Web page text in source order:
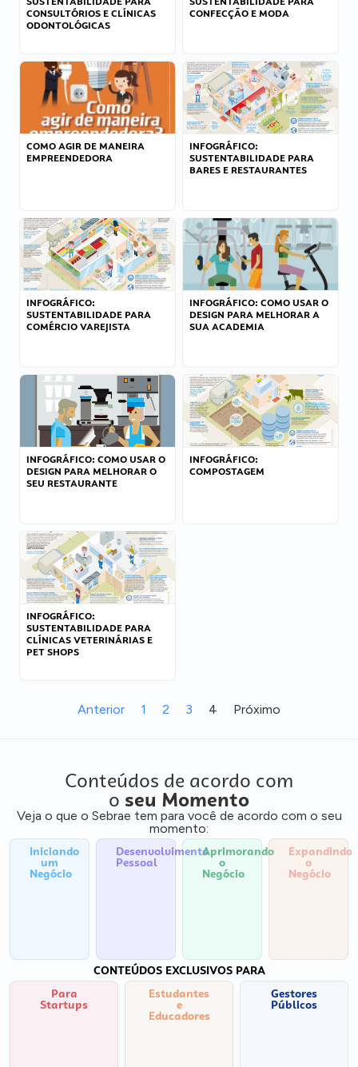
CONSULTÓRIOS E CLÍNICAS
ODONTOLÓGICAS
CONFECÇÃO E MODA
COMO AGIR DE MANEIRA
EMPREENDEDORA
INFOGRÁFICO:
SUSTENTABILIDADE PARA
BARES E RESTAURANTES
INFOGRÁFICO:
SUSTENTABILIDADE PARA
COMÉRCIO VAREJISTA
INFOGRÁFICO: COMO USAR O
DESIGN PARA MELHORAR A
SUA ACADEMIA
INFOGRÁFICO: COMO USAR O
DESIGN PARA MELHORAR O
SEU RESTAURANTE
INFOGRÁFICO:
COMPOSTAGEM
INFOGRÁFICO:
SUSTENTABILIDADE PARA
CLÍNICAS VETERINÁRIAS E
PET SHOPS
Anterior 1 2 3 4 Próximo
Conteúdos de acordo com
o seu Momento
Veja o que o Sebrae tem para você de acordo com o seu
momento:
Iniciando
um
Negócio
Desenvolvimento
Pessoal
Aprimorando
o
Negócio
Expandindo
o
Negócio
CONTEÚDOS EXCLUSIVOS PARA
Para
Startups
Estudantes
e
Educadores
Gestores
Públicos